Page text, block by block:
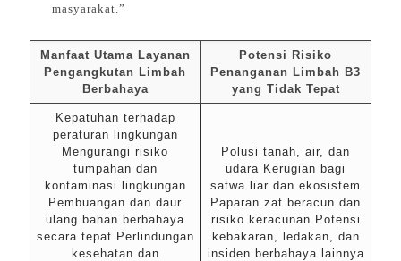
masyarakat.”
Manfaat Utama Layanan
Pengangkutan Limbah
Berbahaya
Potensi Risiko
Penanganan Limbah B3
yang Tidak Tepat
Kepatuhan terhadap
peraturan lingkungan
Mengurangi risiko
tumpahan dan
kontaminasi lingkungan
Pembuangan dan daur
ulang bahan berbahaya
secara tepat Perlindungan
kesehatan dan
Polusi tanah, air, dan
udara Kerugian bagi
satwa liar dan ekosistem
Paparan zat beracun dan
risiko keracunan Potensi
kebakaran, ledakan, dan
insiden berbahaya lainnya